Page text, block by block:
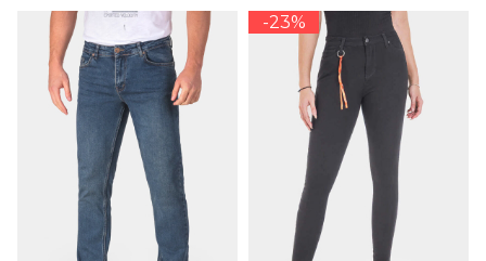
-23%